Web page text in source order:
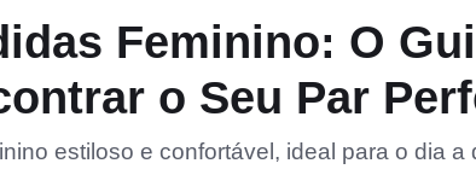
Feminino: O
o Seu Par
estiloso e confortável, ideal para o dia a